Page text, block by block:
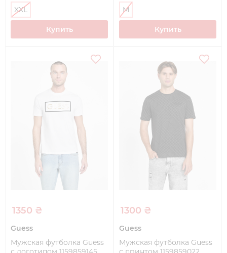
XXL
Купить
M
Купить
1350 ₴
Guess
Мужская футболка Guess
1300 ₴
Guess
Мужская футболка Guess